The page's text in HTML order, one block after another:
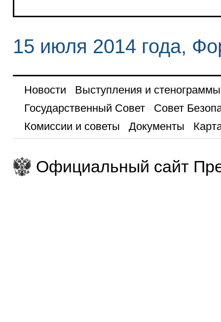
15 июля 2014 года,
Новости
Выступления и стенограммы
Государственный Совет
Совет
Комиссии и советы
Документы
Официальный сайт